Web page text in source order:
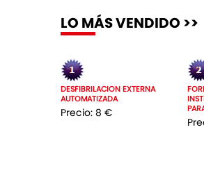
LO MÁS VENDIDO >>
DESFIBRILACION EXTERNA
AUTOMATIZADA
Precio: 8 €